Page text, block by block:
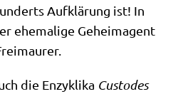
Auf­klä­rung ist! In
ehe­ma­li­ge Geheim­agent
die Enzy­kli­ka Cus­to­des